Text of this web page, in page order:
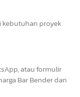
kebutuhan proyek
atau formulir
Bar Bender dan